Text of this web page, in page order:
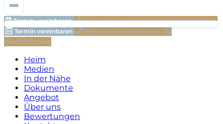
Termin vereinbaren Bieten Sie einen Preis an!
Wertschätzung
Termin vereinbaren
Bieten Sie einen Preis an!
Wertschätzung
Heim
Medien
In der Nähe
Dokumente
Angebot
Über uns
Bewertungen